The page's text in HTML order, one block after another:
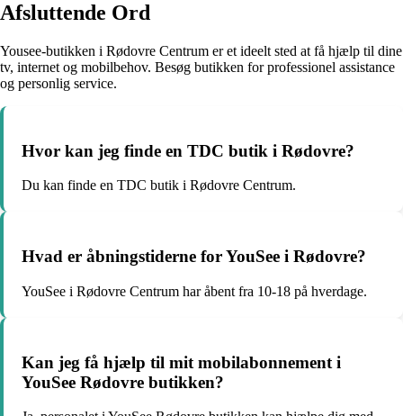
Afsluttende Ord
Yousee-butikken i Rødovre Centrum er et ideelt sted at få hjælp til dine
tv, internet og mobilbehov. Besøg butikken for professionel assistance
og personlig service.
Hvor kan jeg finde en TDC butik i Rødovre?
Du kan finde en TDC butik i Rødovre Centrum.
Hvad er åbningstiderne for YouSee i Rødovre?
YouSee i Rødovre Centrum har åbent fra 10-18 på hverdage.
Kan jeg få hjælp til mit mobilabonnement i
YouSee Rødovre butikken?